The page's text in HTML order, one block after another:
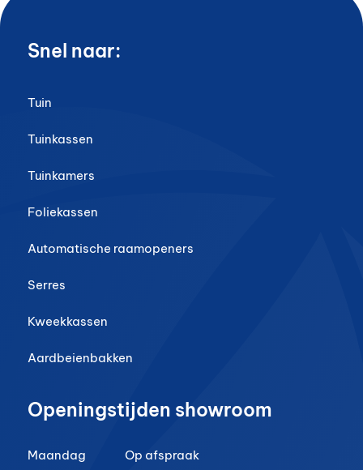
Snel naar:
Tuin
Tuinkassen
Tuinkamers
Foliekassen
Automatische raamopeners
Serres
Kweekkassen
Aardbeienbakken
Openingstijden showroom
Maandag
Op afspraak